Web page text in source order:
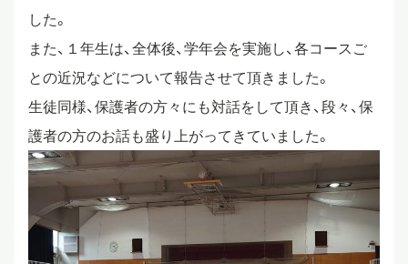
教員ブログ
在校生・保護者・卒業生の方へ
した。
また、１年生は、全体後、学年会を実施し、各コースご
との近況などについて報告させて頂きました。
生徒同様、保護者の方々にも対話をして頂き、段々、保
護者の方のお話も盛り上がってきていました。